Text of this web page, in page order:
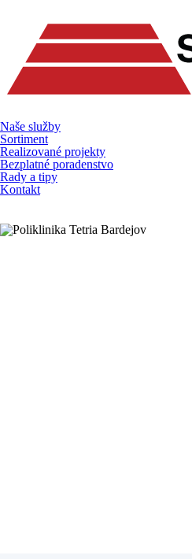
Naše služby
Sortiment
Realizované projekty
Bezplatné poradenstvo
Rady a tipy
Kontakt